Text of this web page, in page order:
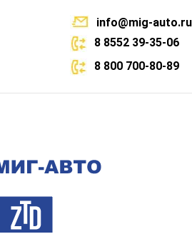
info@mig-auto.ru
8 8552 39-35-06
8 800 700-80-89